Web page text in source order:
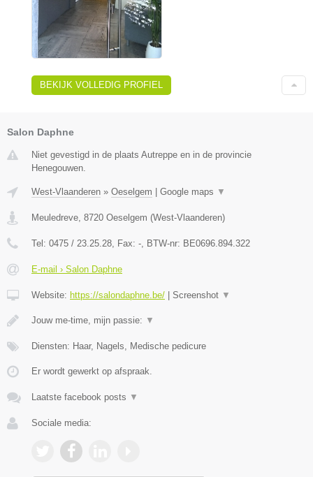
BEKIJK VOLLEDIG PROFIEL
Salon Daphne
Niet gevestigd in de plaats Autreppe en in de provincie
Henegouwen.
West-Vlaanderen » Oeselgem Google maps ▼
Meuledreve, 8720 Oeselgem (West-Vlaanderen)
Tel: 0475 / 23.25.28, Fax: -, BTW-nr: BE0696.894.322
E-mail › Salon Daphne
Website: https://salondaphne.be/ Screenshot ▼
Jouw me-time, mijn passie: ▼
Diensten: Haar, Nagels, Medische pedicure
Er wordt gewerkt op afspraak.
Laatste facebook posts ▼
Sociale media: